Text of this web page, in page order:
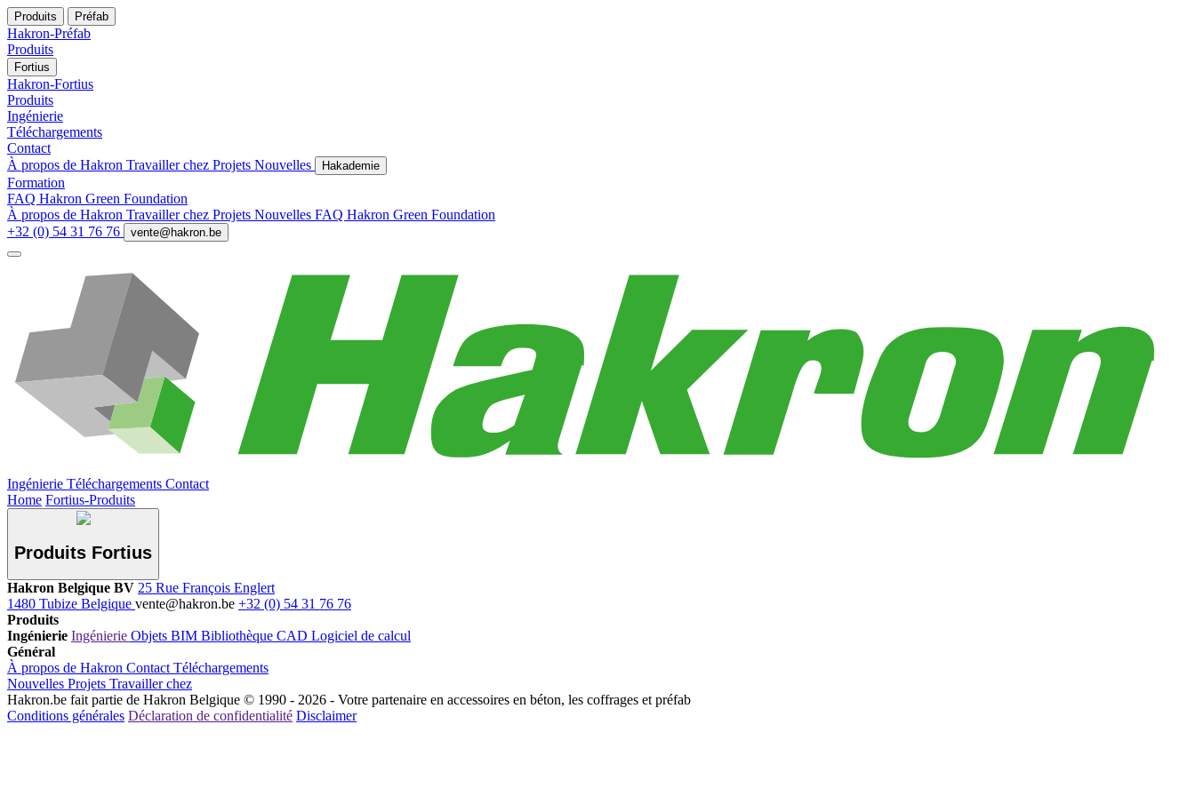
Produits Préfab
Hakron-Préfab
Produits
Fortius
Hakron-Fortius
Produits
Ingénierie
Téléchargements
Contact
À propos de Hakron Travailler chez Projets Nouvelles Hakademie
Formation
FAQ Hakron Green Foundation
À propos de Hakron Travailler chez Projets Nouvelles FAQ Hakron Green Foundation
+32 (0) 54 31 76 76
vente@hakron.be
Ingénierie Téléchargements Contact
Home Fortius-Produits
Produits Fortius
Hakron Belgique BV 25 Rue François Englert
1480 Tubize Belgique vente@hakron.be +32 (0) 54 31 76 76
Produits
Ingénierie Ingénierie Objets BIM Bibliothèque CAD Logiciel de calcul
Général
À propos de Hakron Contact Téléchargements
Nouvelles Projets Travailler chez
Hakron.be fait partie de Hakron Belgique © 1990 - 2026 - Votre partenaire en accessoires en béton, les coffrages et préfab
Conditions générales Déclaration de confidentialité Disclaimer